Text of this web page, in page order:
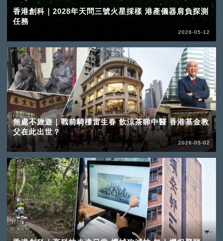
香港創科｜2028年天問三號火星採樣 港產儀器肩負探測
任務
2026-05-12
無處不旅遊｜戰前騎樓雷生春 飲涼茶睇中醫 香港基金教
父在此出世？
2026-05-02